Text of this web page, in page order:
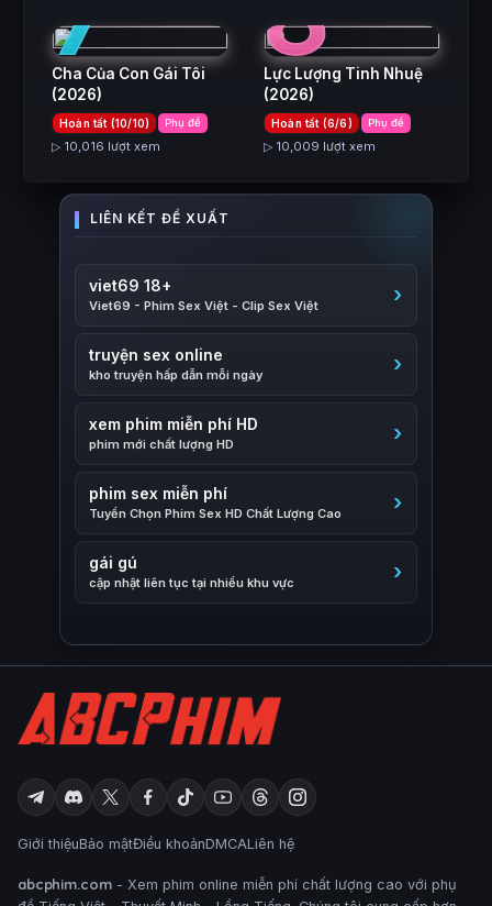
Cha Của Con Gái Tôi
(2026)
Hoàn tất (10/10) Phụ đề
▷ 10,016 lượt xem
Lực Lượng Tinh Nhuệ
(2026)
Hoàn tất (6/6) Phụ đề
▷ 10,009 lượt xem
viet69 18+
Viet69 - Phim Sex Việt - Clip Sex Việt
truyện sex online
kho truyện hấp dẫn mỗi ngày
xem phim miễn phí HD
phim mới chất lượng HD
phim sex miễn phí
Tuyển Chọn Phim Sex HD Chất Lượng Cao
gái gú
cập nhật liên tục tại nhiều khu vực
Giới thiệuBảo mậtĐiều khoảnDMCALiên hệ
abcphim.com- Xem phim online miễn phí chất lượng cao với phụ